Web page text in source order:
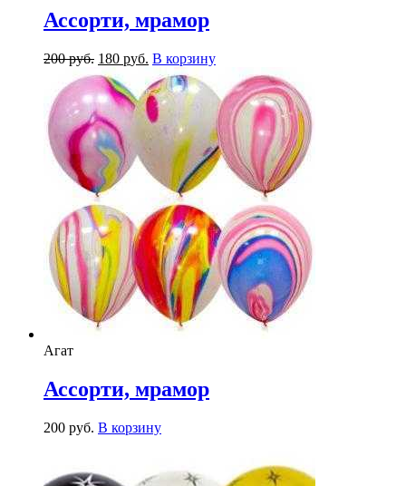
Ассорти, мрамор
200руб. 180 руб. В корзину
Агат
Ассорти, мрамор
200 руб. В корзину